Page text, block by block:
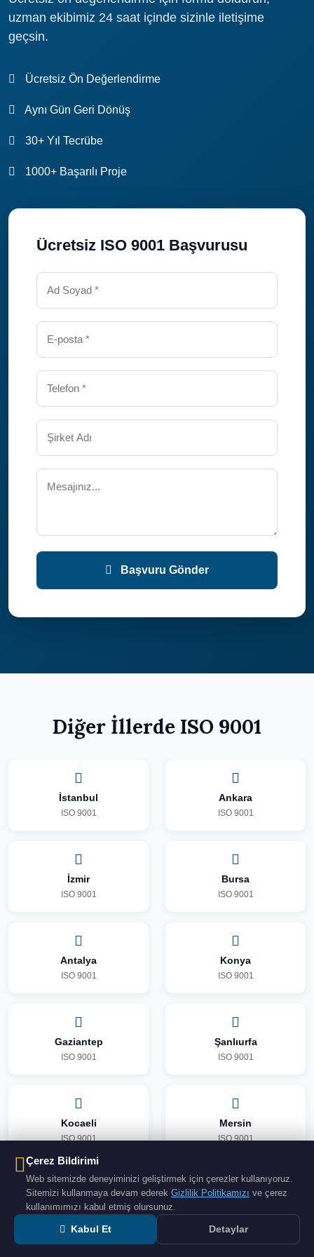
9001 belgesinin avantajlarından yararlanabilirsiniz.
uzman ekibimiz 24 saat içinde sizinle iletişime
geçsin.
Ücretsiz Ön Değerlendirme
Aynı Gün Geri Dönüş
30+ Yıl Tecrübe
1000+ Başarılı Proje
Ücretsiz ISO 9001 Başvurusu
Başvuru Gönder
Diğer İllerde ISO 9001
İstanbul
ISO 9001
Ankara
ISO 9001
İzmir
ISO 9001
Bursa
ISO 9001
Antalya
ISO 9001
Konya
ISO 9001
Gaziantep
ISO 9001
Şanlıurfa
ISO 9001
Kocaeli
ISO 9001
Mersin
ISO 9001
Diyarbakır
Çerez Bildirimi
Web sitemizde deneyiminizi geliştirmek için çerezler kullanıyoruz.
Sitemizi kullanmaya devam ederek Gizlilik Politikamızı ve çerez
kullanımımızı kabul etmiş olursunuz.
Kabul Et Detaylar